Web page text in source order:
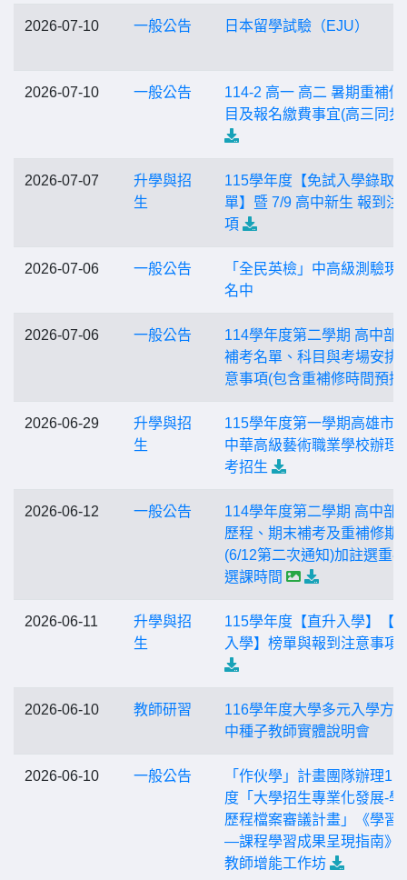
2026-07-10 一般公告 日本留學試驗（EJU）
2026-07-10 一般公告
114-2 高一 高二 暑期重補修
目及報名繳費事宜(高三同步)
2026-07-07
升學與招
生
115學年度【免試入學錄取
單】暨 7/9 高中新生 報到注
項
2026-07-06 一般公告
「全民英檢」中高級測驗現
名中
2026-07-06 一般公告
114學年度第二學期 高中部
補考名單、科目與考場安排
意事項(包含重補修時間預排)
2026-06-29
升學與招
生
115學年度第一學期高雄市
中華高級藝術職業學校辦理
考招生
2026-06-12 一般公告
114學年度第二學期 高中部
歷程、期末補考及重補修期
(6/12第二次通知)加註選重
選課時間
2026-06-11
升學與招
生
115學年度【直升入學】【
入學】榜單與報到注意事項
2026-06-10 教師研習
116學年度大學多元入學方
中種子教師實體說明會
2026-06-10 一般公告
「作伙學」計畫團隊辦理
度「大學招生專業化發展-學
歷程檔案審議計畫」《學習
—課程學習成果呈現指南》
教師增能工作坊